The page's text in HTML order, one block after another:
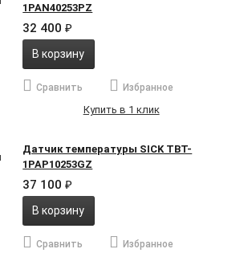
1PAN40253PZ
32 400₽
В корзину
Сравнить Избранное
Купить в 1 клик
Датчик температуры SICK TBT-
1PAP10253GZ
37 100₽
В корзину
Сравнить Избранное